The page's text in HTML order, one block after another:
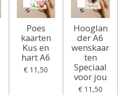
Poes
kaarten
Kus en
hart A6
€ 11,50
Hooglan
der A6
wenskaar
ten
Speciaal
voor jou
€ 11,50